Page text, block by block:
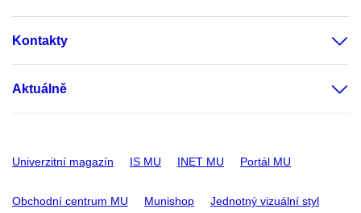
Kontakty
Aktuálně
Univerzitní magazín IS MU INET MU Portál MU
Obchodní centrum MU Munishop Jednotný vizuální styl